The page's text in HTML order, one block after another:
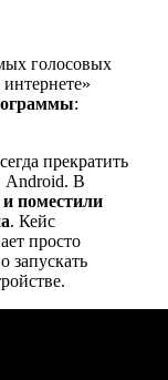
голосовых
:
прекратить
Android. В
и поместили
. Кейс
просто
запускать